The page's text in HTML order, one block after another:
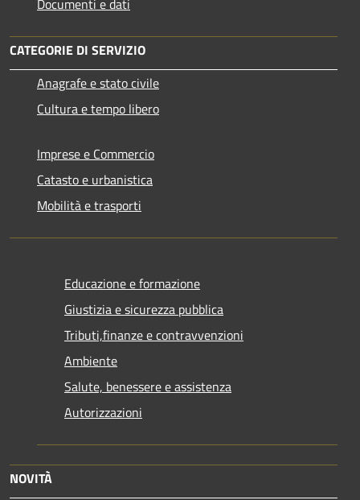
CATEGORIE DI SERVIZIO
Anagrafe e stato civile
Cultura e tempo libero
Imprese e Commercio
Catasto e urbanistica
Mobilità e trasporti
Educazione e formazione
Giustizia e sicurezza pubblica
Tributi,finanze e contravvenzioni
Ambiente
Salute, benessere e assistenza
Autorizzazioni
NOVITÀ